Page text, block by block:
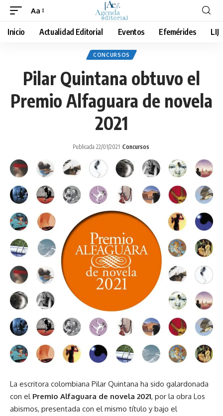
Cambiar
tamaño
Aa
Inicio Actualidad Editorial Eventos Efemérides LIJ
CONCURSOS
Pilar Quintana obtuvo el
Premio Alfaguara de novela
2021
Publicada 22/01/2021 Concursos
La escritora colombiana Pilar Quintana ha sido galardonada
con el Premio Alfaguara de novela 2021, por la obra Los
abismos, presentada con el mismo título y bajo el